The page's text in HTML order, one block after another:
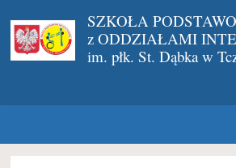
SZKOŁA
z ODDZIAŁAMI
im. płk. St. Dąbka w